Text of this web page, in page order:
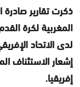
ذكرت تقارير صادرة
المغربية لكرة
لدى الاتحاد
إشعار الاستئناف
إفريقيا.